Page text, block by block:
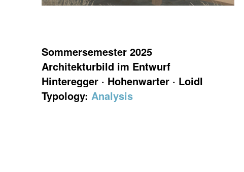
Sommersemester 2025
Architekturbild im Entwurf
Hinteregger · Hohenwarter · Loidl
Typology: Analysis